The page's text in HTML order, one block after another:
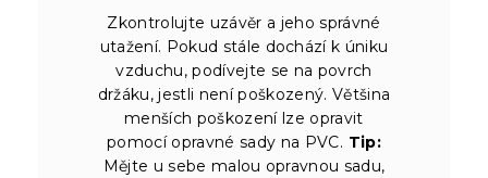
Zkontrolujte uzávěr a jeho správné
utažení. Pokud stále dochází k úniku
vzduchu, podívejte se na povrch
držáku, jestli není poškozený. Většina
menších poškození lze opravit
pomocí opravné sady na PVC. Tip:
Mějte u sebe malou opravnou sadu,